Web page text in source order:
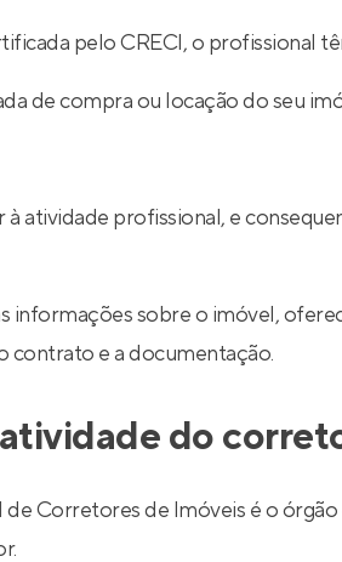
pelo CRECI, o profissional
de compra ou locação do seu
atividade profissional, e
informações sobre o imóvel,
contrato e a documentação.
do
Corretores de Imóveis é o